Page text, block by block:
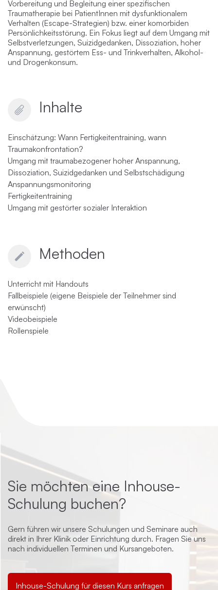
Vorbereitung und Begleitung einer spezifischen
Traumatherapie bei PatientInnen mit dysfunktionalem
Verhalten (Escape-Strategien) bzw. einer komorbiden
Persönlichkeitsstörung. Ein Fokus liegt auf dem Umgang mit
Selbstverletzungen, Suizidgedanken, Dissoziation, hoher
Anspannung, gestörtem Ess- und Trinkverhalten, Alkohol-
und Drogenkonsum.
Inhalte
Einschätzung: Wann Fertigkeitentraining, wann
Traumakonfrontation?
Umgang mit traumabezogener hoher Anspannung,
Dissoziation, Suizidgedanken und Selbstschädigung
Anspannungsmonitoring
Fertigkeitentraining
Umgang mit gestörter sozialer Interaktion
Methoden
Unterricht mit Handouts
Fallbeispiele (eigene Beispiele der Teilnehmer sind
erwünscht)
Videobeispiele
Rollenspiele
Sie möchten eine Inhouse-
Schulung buchen?
Gern führen wir unsere Schulungen und Seminare auch
direkt in Ihrer Klinik oder Einrichtung durch. Fragen Sie uns
nach individuellen Terminen und Kursangeboten.
Inhouse-Schulung für diesen Kurs anfragen